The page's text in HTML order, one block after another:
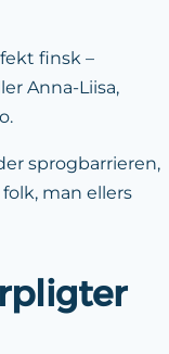
finsk –
Anna-Liisa,
sprogbarrieren,
man ellers